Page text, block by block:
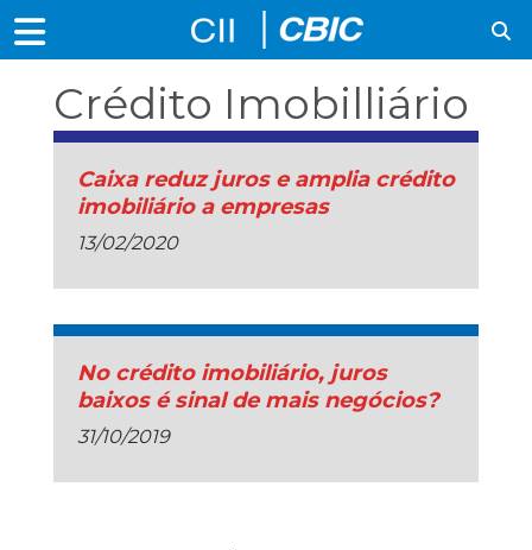
Crédito Imobilliário
Caixa reduz juros e amplia crédito
imobiliário a empresas
13/02/2020
No crédito imobiliário, juros
baixos é sinal de mais negócios?
31/10/2019